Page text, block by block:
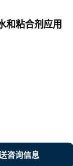
和粘合剂应用
咨询信息